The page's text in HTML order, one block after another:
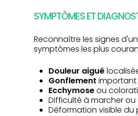
SYMPTÔMES ET
Reconnaître les signes
symptômes les plus
Douleur aiguë
Gonflement
Ecchymoseou
Difficulté à marcher
Déformation visible du